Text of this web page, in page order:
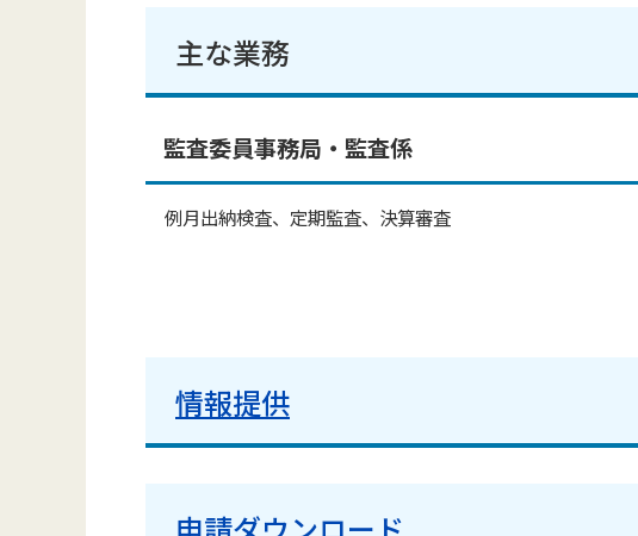
主な業務
監査委員事務局・監査係
例月出納検査、定期監査、決算審査
情報提供